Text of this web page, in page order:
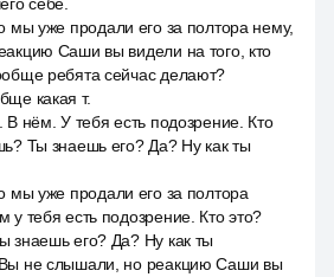
мы уже продали его за полтора нему,
Саши вы видели на того, кто
ребята сейчас делают?
какая т.
нём. У тебя есть подозрение. Кто
Ты знаешь его? Да? Ну как ты
мы уже продали его за полтора
тебя есть подозрение. Кто это?
знаешь его? Да? Ну как ты
не слышали, но реакцию Саши вы